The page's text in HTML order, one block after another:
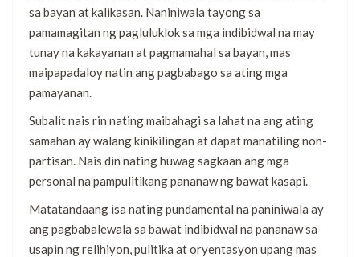
sa bayan at kalikasan. Naniniwala tayong sa
pamamagitan ng pagluluklok sa mga indibidwal na may
tunay na kakayanan at pagmamahal sa bayan, mas
maipapadaloy natin ang pagbabago sa ating mga
pamayanan.
Subalit nais rin nating maibahagi sa lahat na ang ating
samahan ay walang kinikilingan at dapat manatiling non-
partisan. Nais din nating huwag sagkaan ang mga
personal na pampulitikang pananaw ng bawat kasapi.
Matatandaang isa nating pundamental na paniniwala ay
ang pagbabalewala sa bawat indibidwal na pananaw sa
usapin ng relihiyon, pulitika at oryentasyon upang mas